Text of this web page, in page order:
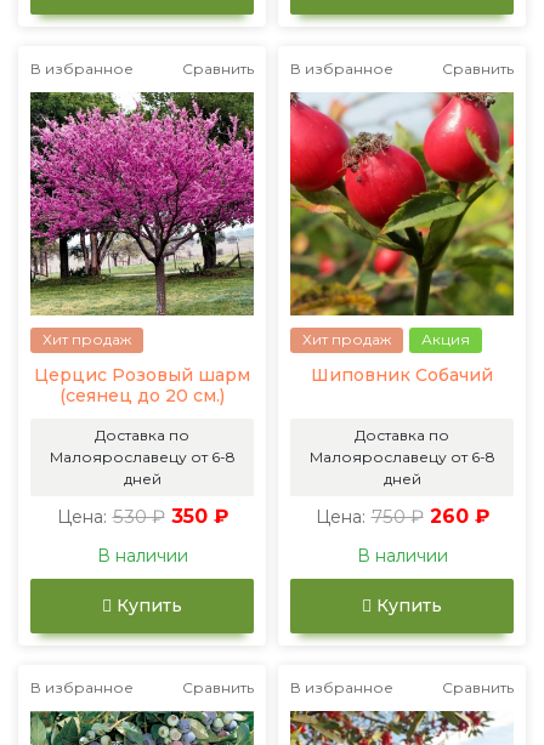
В избранное Сравнить
Хит продаж
Церцис Розовый шарм
(сеянец до 20 см.)
Доставка по
Малоярославецу от 6-8
дней
Цена: 530 ₽ 350 ₽
В наличии
Купить
В избранное Сравнить
Хит продаж Акция
Шиповник Собачий
Доставка по
Малоярославецу от 6-8
дней
Цена: 750 ₽ 260 ₽
В наличии
Купить
В избранное Сравнить В избранное Сравнить